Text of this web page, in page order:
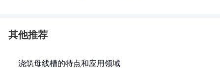
其他推荐
浇筑母线槽的特点和应用领域